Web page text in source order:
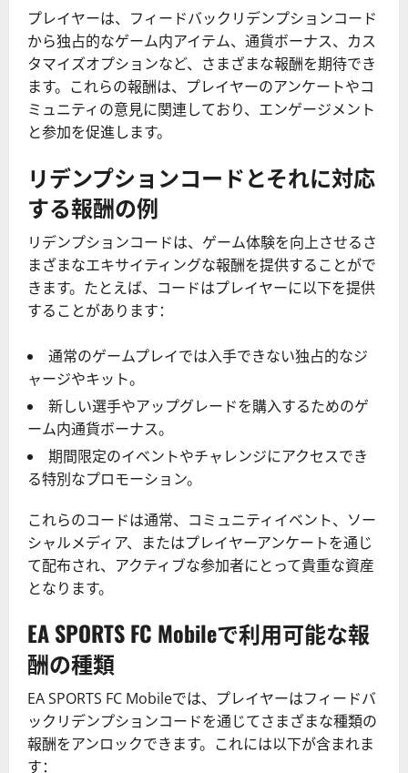
プレイヤーは、フィードバックリデンプションコード
から独占的なゲーム内アイテム、通貨ボーナス、カス
タマイズオプションなど、さまざまな報酬を期待でき
ます。これらの報酬は、プレイヤーのアンケートやコ
ミュニティの意見に関連しており、エンゲージメント
と参加を促進します。
リデンプションコードとそれに対応
する報酬の例
リデンプションコードは、ゲーム体験を向上させるさ
まざまなエキサイティングな報酬を提供することがで
きます。たとえば、コードはプレイヤーに以下を提供
することがあります：
通常のゲームプレイでは入手できない独占的なジ
ャージやキット。
新しい選手やアップグレードを購入するためのゲ
ーム内通貨ボーナス。
期間限定のイベントやチャレンジにアクセスでき
る特別なプロモーション。
これらのコードは通常、コミュニティイベント、ソー
シャルメディア、またはプレイヤーアンケートを通じ
て配布され、アクティブな参加者にとって貴重な資産
となります。
EA SPORTS FC Mobileで利用可能な報
酬の種類
EA SPORTS FC Mobileでは、プレイヤーはフィードバ
ックリデンプションコードを通じてさまざまな種類の
報酬をアンロックできます。これには以下が含まれま
す：